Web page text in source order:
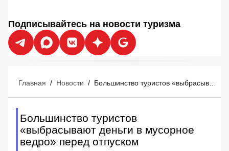
Подписывайтесь на новости туризма
Главная / Новости /
Большинство туристов
«выбрасывают деньги в мусорное
ведро» перед отпуском